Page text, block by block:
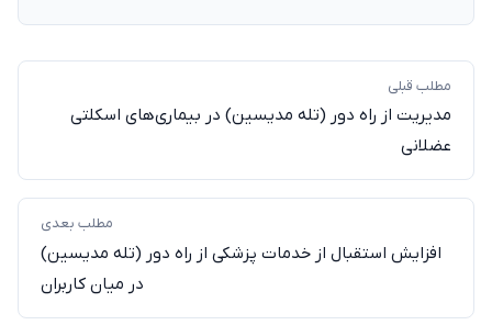
مطلب قبلی
مدیریت از راه دور (تله مدیسین) در بیماری‌های اسکلتی
عضلانی
مطلب بعدی
افزایش استقبال از خدمات پزشکی از راه دور (تله مدیسین)
در میان کاربران